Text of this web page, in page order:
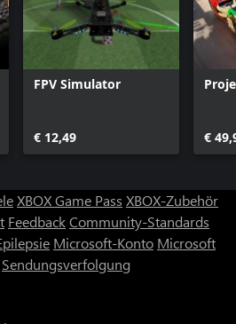
FPV Simulator
€ 12,49 €
XBOX Game Pass XBOX-Zubehör
FeedbackCommunity-Standards
Microsoft-Konto Microsoft
Sendungsverfolgung